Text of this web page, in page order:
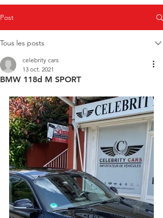
Post
Tous les posts
BMW 118d M SPORT
celebrity cars
13 oct. 2021